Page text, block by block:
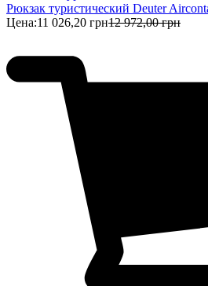
Рюкзак туристический Deuter
Цена:11 026,20 грн12 972,00 грн